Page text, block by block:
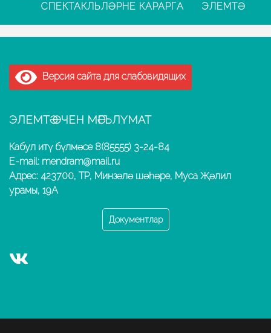
СПЕКТАКЛЬЛӘРНЕ КАРАРГА
ЭЛЕМТӘ
Версия сайта для слабовидящих
ЭЛЕМТӘ ӨЧЕН МӘГЪЛҮМАТ
Кабул итү бүлмәсе 8(85555) 3-24-84
E-mail: mendram@mail.ru
Адрес: 423700, ТР, Минзәлә шәһәре, Муса Җәлил
урамы, 19А
Документлар